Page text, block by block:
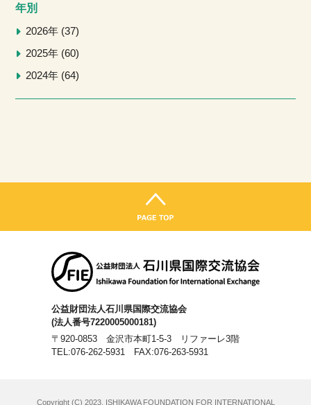
年別
2026年 37
2025年 60
2024年 64
公益財団法人石川県国際交流協会
(法人番号7220005000181)
〒920-0853 金沢市本町1-5-3 リファーレ3階
TEL:076-262-5931
FAX:076-263-5931
Copyright (C) 2023, ISHIKAWA FOUNDATION FOR INTERNATIONAL